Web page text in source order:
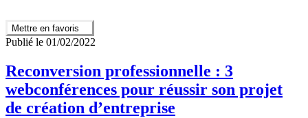
Mettre en favoris
Publié le 01/02/2022
Reconversion professionnelle : 3
webconférences pour réussir son projet
de création d’entreprise